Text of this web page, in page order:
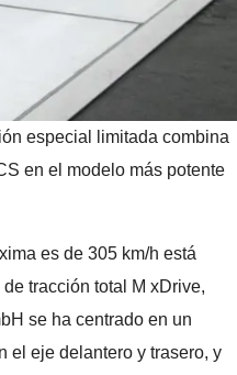
especial limitada combina
en el modelo más potente
es de 305 km/h está
tracción total M xDrive,
se ha centrado en un
el eje delantero y trasero, y